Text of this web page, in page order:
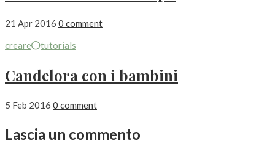
21 Apr 2016 0 comment
creare
tutorials
Candelora con i bambini
5 Feb 2016 0 comment
Lascia un commento